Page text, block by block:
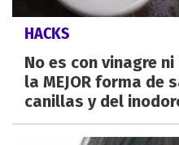
HACKS
No es con vinagre
la MEJOR forma de
canillas y del